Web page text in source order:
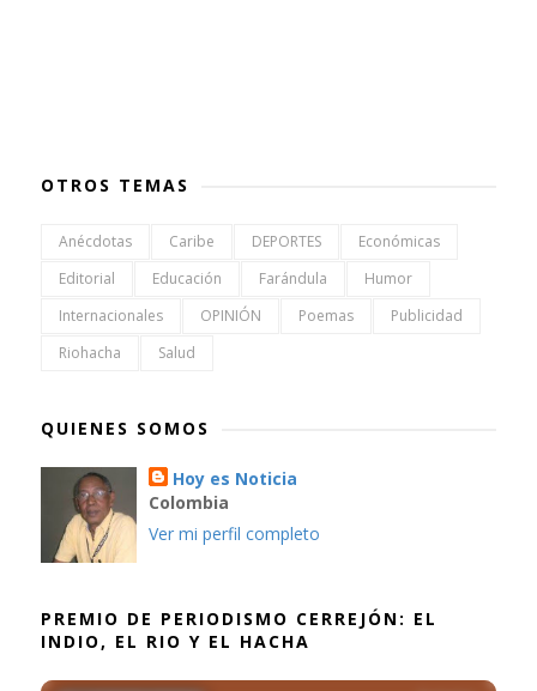
OTROS TEMAS
Anécdotas Caribe DEPORTES
Económicas
Editorial
Educación Farándula
Humor
Internacionales
OPINIÓN Poemas
Publicidad
Riohacha
Salud
QUIENES SOMOS
Hoy es Noticia
Colombia
Ver mi perfil completo
PREMIO DE PERIODISMO CERREJÓN: EL
INDIO, EL RIO Y EL HACHA